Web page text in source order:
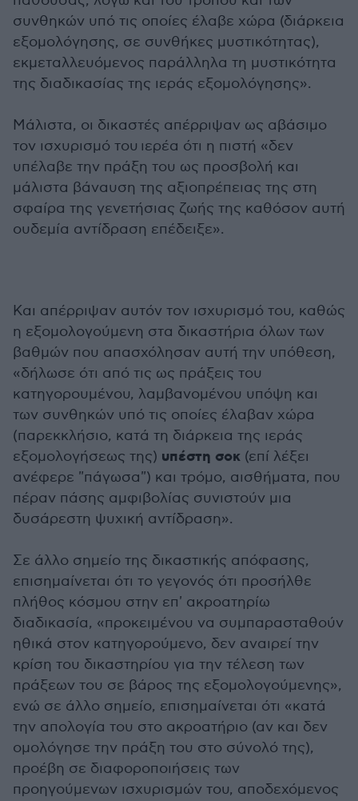
συνθηκών υπό τις οποίες έλαβε χώρα (διάρκεια
εξομολόγησης, σε συνθήκες μυστικότητας),
εκμεταλλευόμενος παράλληλα τη μυστικότητα
της διαδικασίας της ιεράς εξομολόγησης».
Μάλιστα, οι δικαστές απέρριψαν ως αβάσιμο
τον ισχυρισμό του ιερέα ότι η πιστή «δεν
υπέλαβε την πράξη του ως προσβολή και
μάλιστα βάναυση της αξιοπρέπειας της στη
σφαίρα της γενετήσιας ζωής της καθόσον αυτή
ουδεμία αντίδραση επέδειξε».
Και απέρριψαν αυτόν τον ισχυρισμό του, καθώς
η εξομολογούμενη στα δικαστήρια όλων των
βαθμών που απασχόλησαν αυτή την υπόθεση,
«δήλωσε ότι από τις ως πράξεις του
κατηγορουμένου, λαμβανομένου υπόψη και
των συνθηκών υπό τις οποίες έλαβαν χώρα
(παρεκκλήσιο, κατά τη διάρκεια της ιεράς
εξομολογήσεως της) υπέστη σοκ (επί λέξει
ανέφερε "πάγωσα") και τρόμο, αισθήματα, που
πέραν πάσης αμφιβολίας συνιστούν μια
δυσάρεστη ψυχική αντίδραση».
Σε άλλο σημείο της δικαστικής απόφασης,
επισημαίνεται ότι το γεγονός ότι προσήλθε
πλήθος κόσμου στην επ' ακροατηρίω
διαδικασία, «προκειμένου να συμπαρασταθούν
ηθικά στον κατηγορούμενο, δεν αναιρεί την
κρίση του δικαστηρίου για την τέλεση των
πράξεων του σε βάρος της εξομολογούμενης»,
ενώ σε άλλο σημείο, επισημαίνεται ότι «κατά
την απολογία του στο ακροατήριο (αν και δεν
ομολόγησε την πράξη του στο σύνολό της),
προέβη σε διαφοροποιήσεις των
προηγούμενων ισχυρισμών του, αποδεχόμενος